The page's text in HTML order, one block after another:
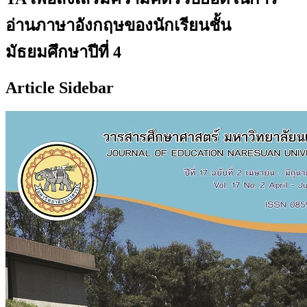
อ่านภาษาอังกฤษของนักเรียนชั้น
มัธยมศึกษาปีที่ 4
Article Sidebar